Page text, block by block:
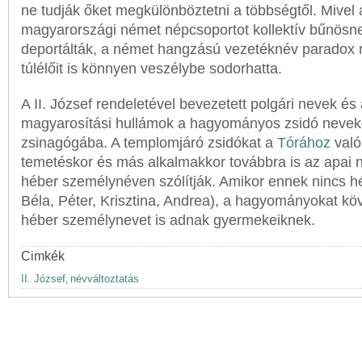
ne tudják őket megkülönböztetni a többségtől. Mivel
magyarországi német népcsoportot kollektív
deportálták, a német hangzású vezetéknév paradox
túlélőit is könnyen veszélybe sodorhatta.
A II. József rendeletével bevezetett polgári nevek és
magyarosítási hullámok a hagyományos zsidó
zsinagógába. A templomjáró zsidókat a Tórához
temetéskor és más alkalmakkor továbbra is az apai
héber személynéven szólítják. Amikor ennek nincs
Béla, Péter, Krisztina, Andrea), a hagyományokat
héber személynevet is adnak gyermekeiknek.
Cimkék
II. József, névváltoztatás